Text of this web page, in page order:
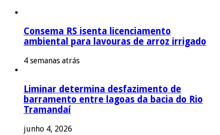
Consema RS isenta licenciamento
ambiental para lavouras de arroz irrigado
4 semanas atrás
Liminar determina desfazimento de
barramento entre lagoas da bacia do Rio
Tramandaí
junho 4, 2026